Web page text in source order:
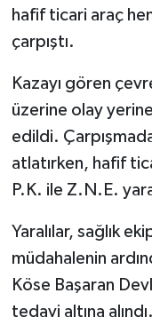
hafif ticari araç
çarpıştı.
Kazayı gören
üzerine olay
edildi.
atlatırken, hafif
P.K. ile Z.N.E.
Yaralılar, sağlık
müdahalenin
Köse Başaran
tedavi altına alındı.